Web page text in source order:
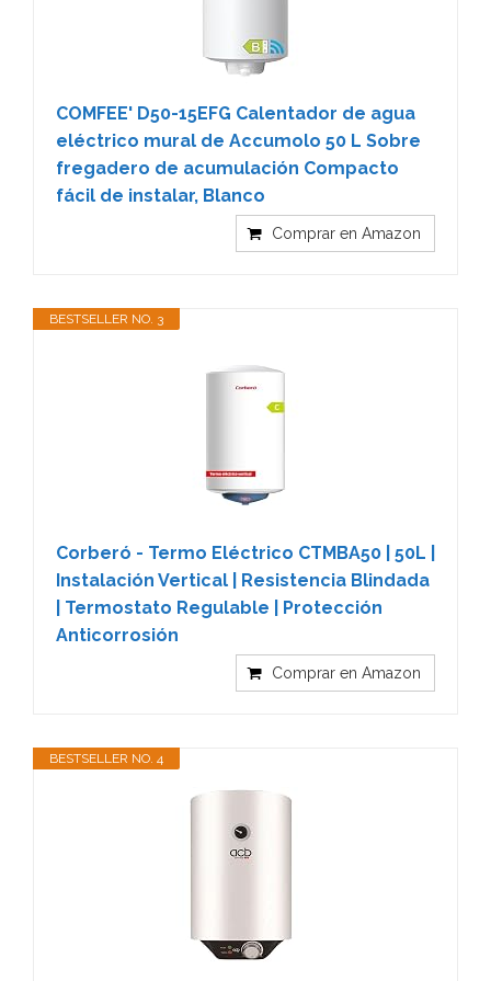
COMFEE' D50-15EFG Calentador de agua
eléctrico mural de Accumolo 50 L Sobre
fregadero de acumulación Compacto
fácil de instalar, Blanco
Comprar en Amazon
BESTSELLER NO. 3
Corberó - Termo Eléctrico CTMBA50 | 50L |
Instalación Vertical | Resistencia Blindada
| Termostato Regulable | Protección
Anticorrosión
Comprar en Amazon
BESTSELLER NO. 4